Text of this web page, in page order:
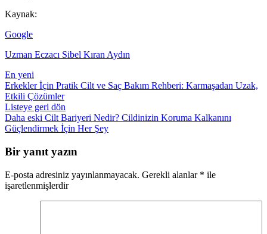
Kaynak:
Google
Uzman Eczacı Sibel Kıran Aydın
En yeni
Erkekler İçin Pratik Cilt ve Saç Bakım Rehberi: Karmaşadan Uzak,
Etkili Çözümler
Listeye geri dön
Daha eski Cilt Bariyeri Nedir? Cildinizin Koruma Kalkanını
Güçlendirmek İçin Her Şey
Bir yanıt yazın
E-posta adresiniz yayınlanmayacak. Gerekli alanlar * ile
işaretlenmişlerdir